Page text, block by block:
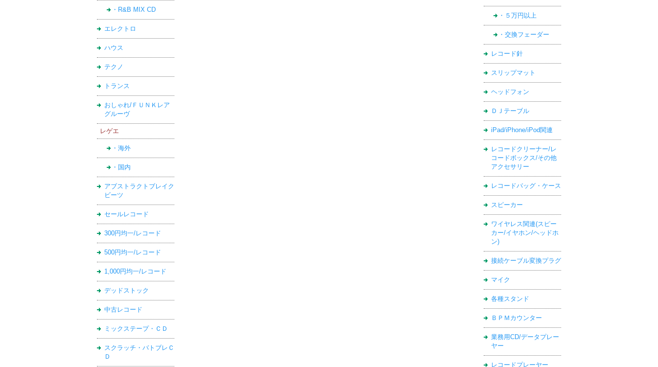
・R&B MIX CD
エレクトロ
ハウス
テクノ
トランス
おしゃれ/ＦＵＮＫレア
グルーヴ
レゲエ
・海外
・国内
アブストラクトブレイク
ビーツ
セールレコード
300円均一/レコード
500円均一/レコード
1,000円均一/レコード
デッドストック
中古レコード
ミックステープ・ＣＤ
スクラッチ・バトブレＣ
Ｄ
・５万円以上
・交換フェーダー
レコード針
スリップマット
ヘッドフォン
ＤＪテーブル
iPad/iPhone/iPod関連
レコードクリーナー/レ
コードボックス/その他
アクセサリー
レコードバッグ・ケース
スピーカー
ワイヤレス関連(スピー
カー/イヤホン/ヘッドホ
ン)
接続ケーブル変換プラグ
マイク
各種スタンド
ＢＰＭカウンター
業務用CD/データプレー
ヤー
レコードプレーヤー